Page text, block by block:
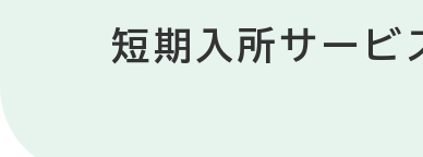
短期入所サービ